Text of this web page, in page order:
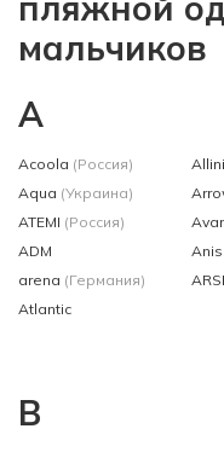
мальчиков
A
Acoola (Россия)
Aqua (Украина)
ATEMI (Россия)
ADM
arena (Германия)
Atlantic
Allini
ARSI
B